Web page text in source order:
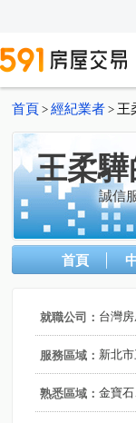
首頁 > 經紀業者 > 王
王柔
誠信
首頁
就職公司： 台灣
服務區域： 新北
熟悉區域： 金寶